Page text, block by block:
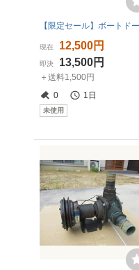
現在 12,500円
即決 13,500円
＋送料1,500円
0
1日
未使用